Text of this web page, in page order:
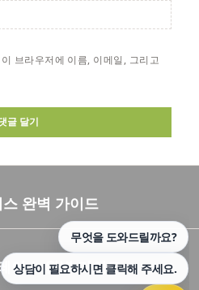
브라우저에 이름, 이메일, 그리고
완벽 가이드
이스 완벽 가이드